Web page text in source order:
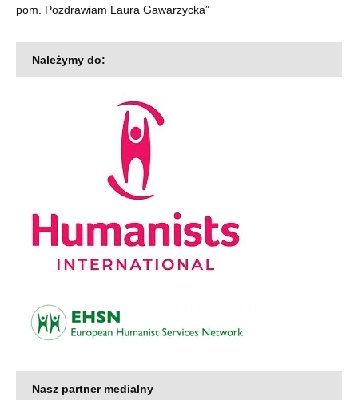
pom. Pozdrawiam Laura Gawarzycka”
Należymy do:
Nasz partner medialny